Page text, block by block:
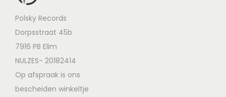
Polsky Records
Dorpsstraat 45b
7916 PB Elim
NULZES- 20182414
Op afspraak is ons
bescheiden winkeltje